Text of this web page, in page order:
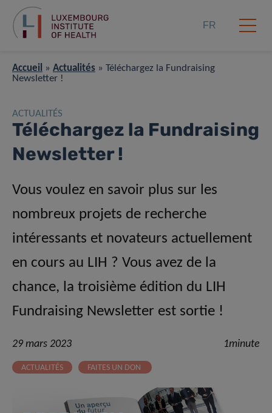
FR
Accueil » Actualités » Téléchargez la Fundraising
Newsletter !
ACTUALITÉS
Téléchargez la Fundraising
Newsletter !
Vous voulez en savoir plus sur les
nombreux projets de recherche
intéressants et novateurs actuellement
en cours au LIH ? Vous avez de la
chance, la troisième édition du LIH
Fundraising Newsletter est sortie !
29 mars 2023 1minute
ACTUALITÉS FAITES UN DON